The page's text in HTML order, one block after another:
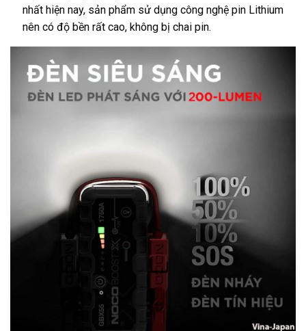
nhất hiện nay, sản phẩm sử dụng công nghệ pin Lithium
nên có độ bền rất cao, không bị chai pin.